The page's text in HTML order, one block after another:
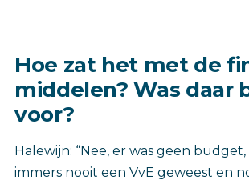
Hoe zat het met de
middelen? Was daar
voor?
Halewijn: “Nee, er was geen budget,
immers nooit een VvE geweest en